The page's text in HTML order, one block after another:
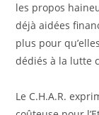
les propos
déjà aidées
plus pour
dédiés à la lutte
Le C.H.A.R.